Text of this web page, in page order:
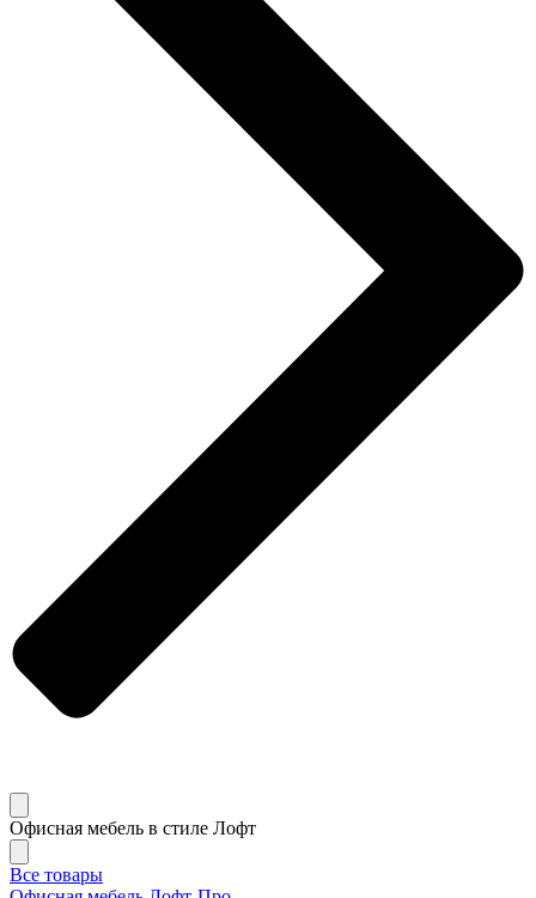
Офисная мебель в стиле Лофт
Все товары